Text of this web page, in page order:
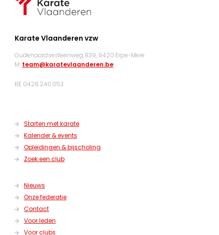
Karate Vlaanderen vzw
Oudenaardsesteenweg 839, 9420 Erpe-Mere
M: team@karatevlaanderen.be
BE 0428.240.053
Starten met karate
Kalender & events
Opleidingen & bijscholing
Zoek een club
Nieuws
Onze federatie
Contact
Voor leden
Voor clubs